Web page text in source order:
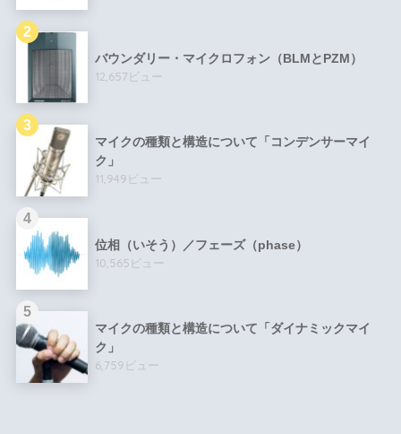
バウンダリー・マイクロフォン（BLMとPZM）
12,657ビュー
マイクの種類と構造について「コンデンサーマイ
ク」
11,949ビュー
位相（いそう）／フェーズ（phase）
10,565ビュー
マイクの種類と構造について「ダイナミックマイ
ク」
6,759ビュー